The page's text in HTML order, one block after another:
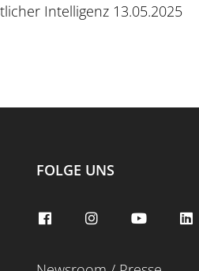
Intelligenz 13.05.2025
FOLGE UNS